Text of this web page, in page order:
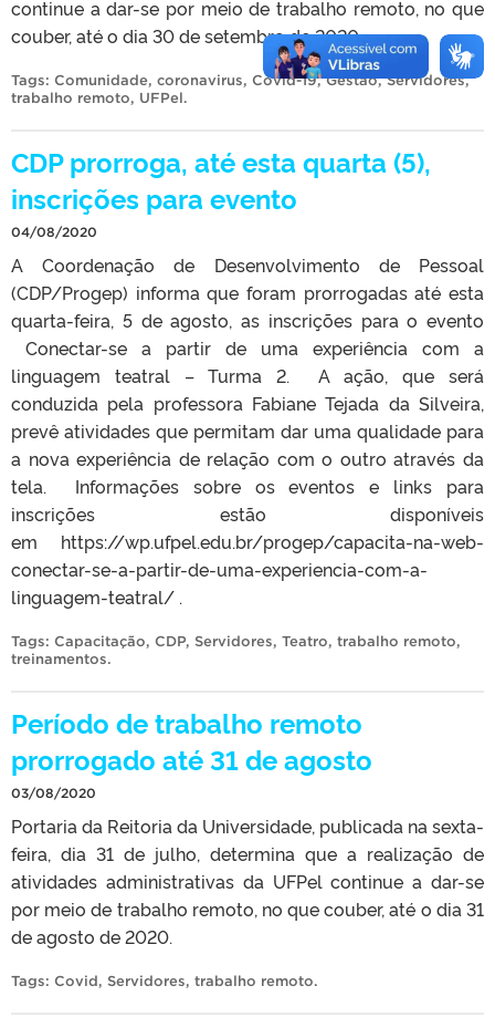
continue a dar-se por meio de trabalho remoto, no que
couber, até o dia 30 de setembro de 2020.
Tags: Comunidade, coronavirus, Covid-19,Gestão,Servidores,
trabalho remoto, UFPel.
CDP prorroga, até esta quarta (5),
inscrições para evento
04/08/2020
A Coordenação de Desenvolvimento de Pessoal
(CDP/Progep) informa que foram prorrogadas até esta
quarta-feira, 5 de agosto, as inscrições para o evento
Conectar-se a partir de uma experiência com a
linguagem teatral – Turma 2. A ação, que será
conduzida pela professora Fabiane Tejada da Silveira,
prevê atividades que permitam dar uma qualidade para
a nova experiência de relação com o outro através da
tela. Informações sobre os eventos e links para
inscrições estão disponíveis
em https://wp.ufpel.edu.br/progep/capacita-na-web-
conectar-se-a-partir-de-uma-experiencia-com-a-
linguagem-teatral/ .
Tags: Capacitação, CDP, Servidores, Teatro, trabalho remoto,
treinamentos.
Período de trabalho remoto
prorrogado até 31 de agosto
03/08/2020
Portaria da Reitoria da Universidade, publicada na sexta-
feira, dia 31 de julho, determina que a realização de
atividades administrativas da UFPel continue a dar-se
por meio de trabalho remoto, no que couber, até o dia 31
de agosto de 2020.
Tags: Covid, Servidores, trabalho remoto.